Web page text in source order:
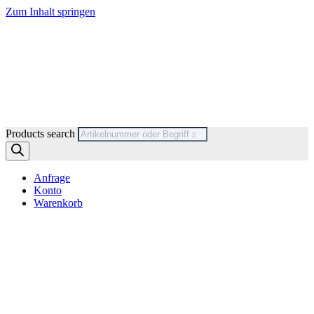
Zum Inhalt springen
Products search
Anfrage
Konto
Warenkorb